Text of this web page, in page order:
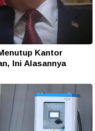
Kantor
Ini Alasannya